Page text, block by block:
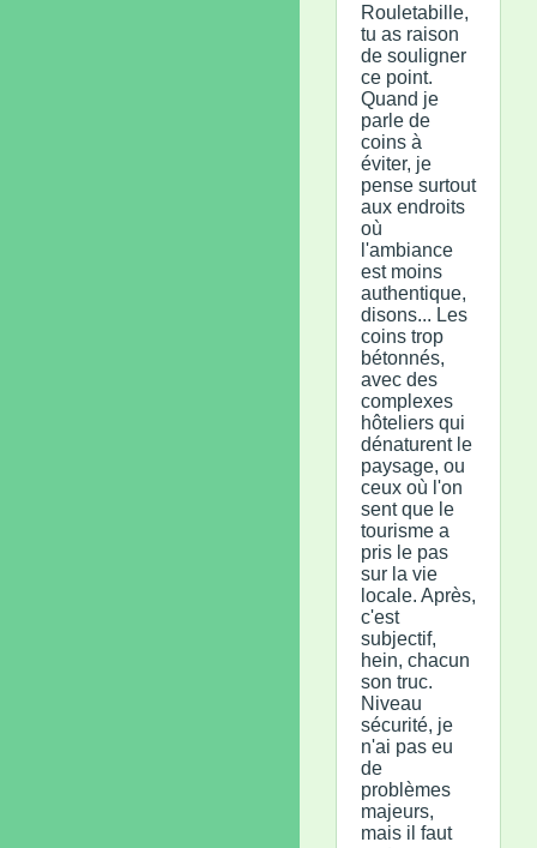
Rouletabille,
tu as raison
de souligner
ce point.
Quand je
parle de
coins à
éviter, je
pense surtout
aux endroits
où
l'ambiance
est moins
authentique,
disons... Les
coins trop
bétonnés,
avec des
complexes
hôteliers qui
dénaturent le
paysage, ou
ceux où l'on
sent que le
tourisme a
pris le pas
sur la vie
locale. Après,
c'est
subjectif,
hein, chacun
son truc.
Niveau
sécurité, je
n'ai pas eu
de
problèmes
majeurs,
mais il faut